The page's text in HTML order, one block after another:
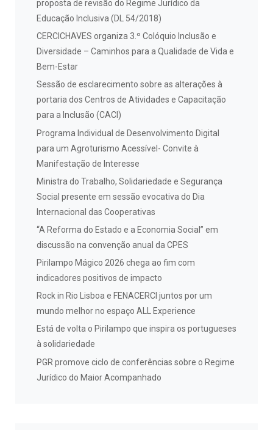
proposta de revisão do Regime Jurídico da
Educação Inclusiva (DL 54/2018)
CERCICHAVES organiza 3.º Colóquio Inclusão e
Diversidade – Caminhos para a Qualidade de Vida e
Bem-Estar
Sessão de esclarecimento sobre as alterações à
portaria dos Centros de Atividades e Capacitação
para a Inclusão (CACI)
Programa Individual de Desenvolvimento Digital
para um Agroturismo Acessível- Convite à
Manifestação de Interesse
Ministra do Trabalho, Solidariedade e Segurança
Social presente em sessão evocativa do Dia
Internacional das Cooperativas
“A Reforma do Estado e a Economia Social” em
discussão na convenção anual da CPES
Pirilampo Mágico 2026 chega ao fim com
indicadores positivos de impacto
Rock in Rio Lisboa e FENACERCI juntos por um
mundo melhor no espaço ALL Experience
Está de volta o Pirilampo que inspira os portugueses
à solidariedade
PGR promove ciclo de conferências sobre o Regime
Jurídico do Maior Acompanhado